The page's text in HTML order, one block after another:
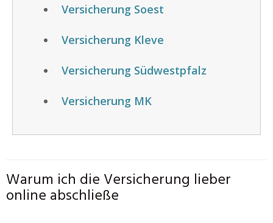
Versicherung Soest
Versicherung Kleve
Versicherung Südwestpfalz
Versicherung MK
Warum ich die Versicherung lieber
online abschließe